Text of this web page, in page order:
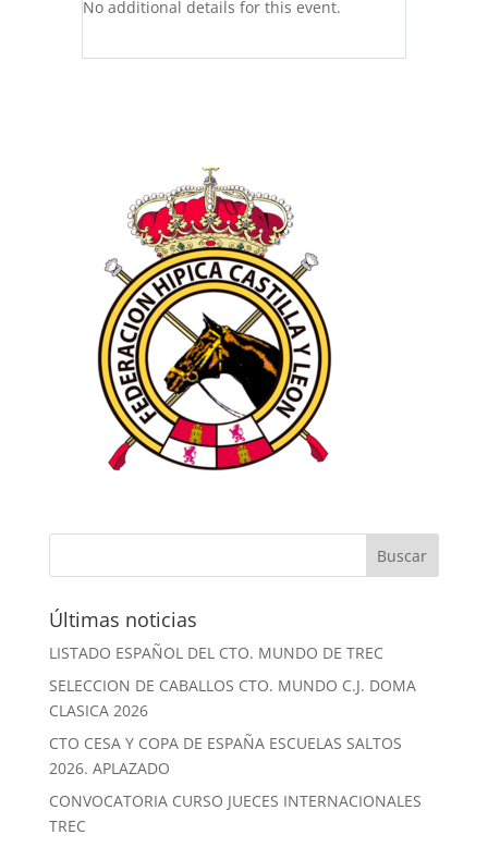
No additional details for this event.
Últimas noticias
LISTADO ESPAÑOL DEL CTO. MUNDO DE TREC
SELECCION DE CABALLOS CTO. MUNDO C.J. DOMA
CLASICA 2026
CTO CESA Y COPA DE ESPAÑA ESCUELAS SALTOS
2026. APLAZADO
CONVOCATORIA CURSO JUECES INTERNACIONALES
TREC